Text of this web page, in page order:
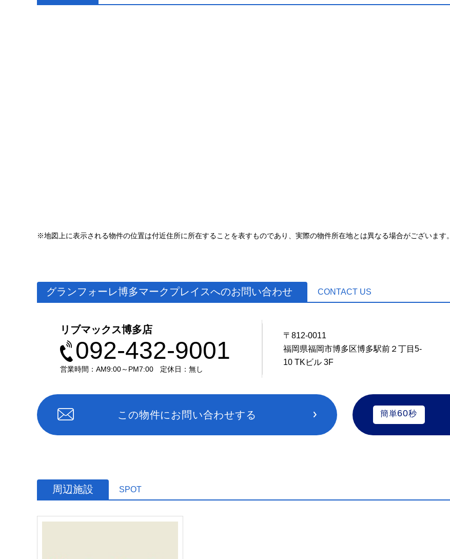
※地図上に表示される物件の位置は付近住所に所在することを表すものであり、実際の物件所在地とは異なる場合がございます。
グランフォーレ博多マークプレイスへのお問い合わせ CONTACT US
リブマックス博多店
092-432-9001
営業時間：AM9:00～PM7:00 定休日：無し
〒812-0011
福岡県福岡市博多区博多駅前２丁目5-
10 TKビル 3F
この物件にお問い合わせする 簡単60秒
周辺施設 SPOT